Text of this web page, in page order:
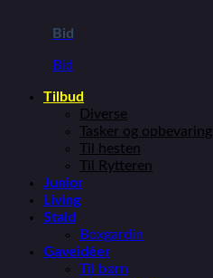
Bid
Bid
Tilbud
Diverse
Tasker og opbevaring
Til hesten
Til Rytteren
Junior
Living
Stald
Boxgardin
Gaveidéer
Til børn